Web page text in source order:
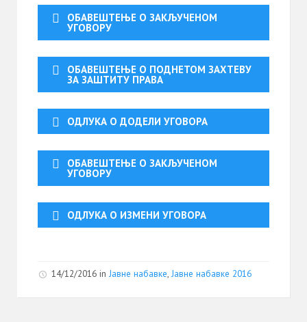
ОБАВЕШТЕЊЕ О ЗАКЉУЧЕНОМ
УГОВОРУ
ОБАВЕШТЕЊЕ О ПОДНЕТОМ ЗАХТЕВУ
ЗА ЗАШТИТУ ПРАВА
ОДЛУКА О ДОДЕЛИ УГОВОРА
ОБАВЕШТЕЊЕ О ЗАКЉУЧЕНОМ
УГОВОРУ
ОДЛУКА О ИЗМЕНИ УГОВОРА
14/12/2016 in Јавне набавке, Јавне набавке 2016